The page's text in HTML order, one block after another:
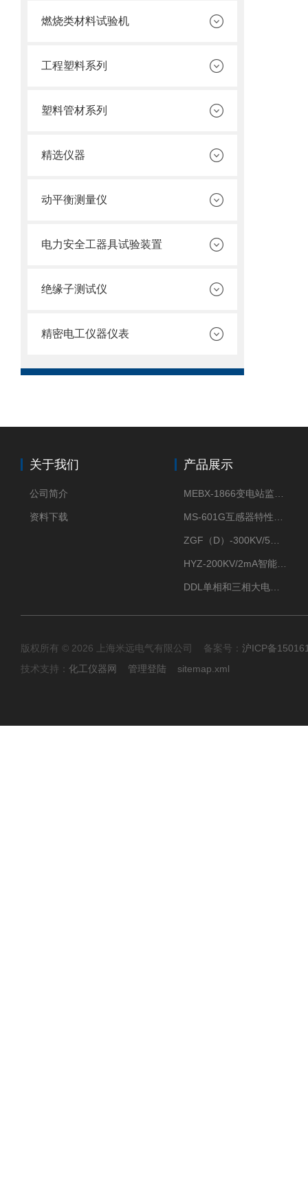
燃烧类材料试验机
工程塑料系列
塑料管材系列
精选仪器
动平衡测量仪
电力安全工器具试验装置
绝缘子测试仪
精密电工仪器仪表
关于我们
公司简介
资料下载
产品展示
版权所有 © 2026 上海米远电气有限公司 备案号： 沪ICP备
技术支持： 化工仪器网 管理登陆 sitemap.xml